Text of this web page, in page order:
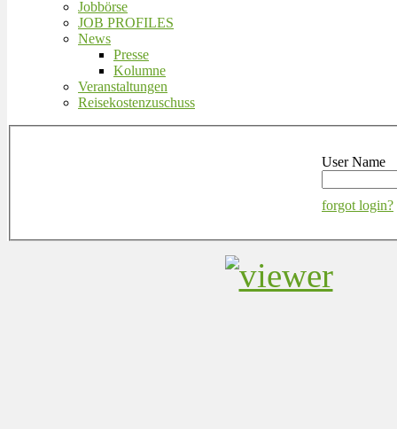
Jobbörse
JOB PROFILES
News
Presse
Kolumne
Veranstaltungen
Reisekostenzuschuss
User Name
forgot login?